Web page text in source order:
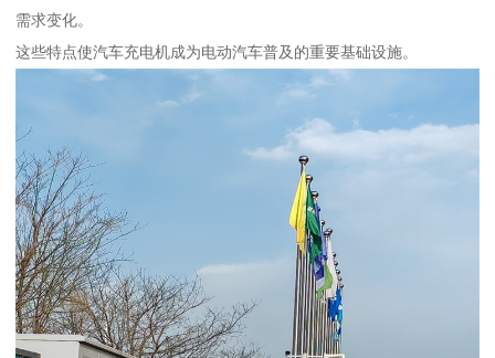
需求变化。
这些特点使汽车充电机成为电动汽车普及的重要基础设施。